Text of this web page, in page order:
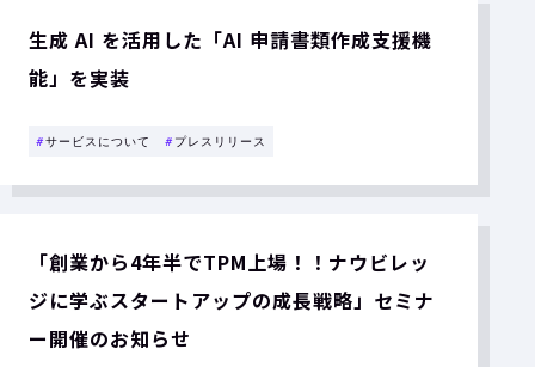
生成 AI を活用した「AI 申請書類作成支援機
能」を実装
#サービスについて # プレスリリース
「創業から4年半でTPM上場！！ナウビレッ
ジに学ぶスタートアップの成長戦略」セミナ
ー開催のお知らせ